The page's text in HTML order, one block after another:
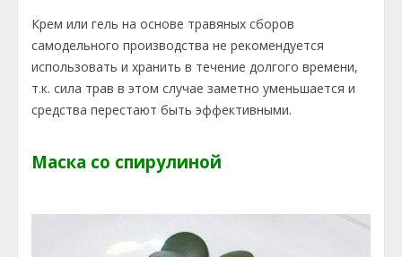
Крем или гель на основе травяных сборов
самодельного производства не рекомендуется
использовать и хранить в течение долгого времени,
т.к. сила трав в этом случае заметно уменьшается и
средства перестают быть эффективными.
Маска со спирулиной